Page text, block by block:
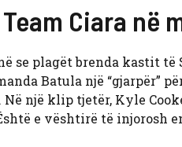
Ciara në
se plagët brenda kastit
Batula një “gjarpër”
një klip tjetër, Kyle
e vështirë të injorosh